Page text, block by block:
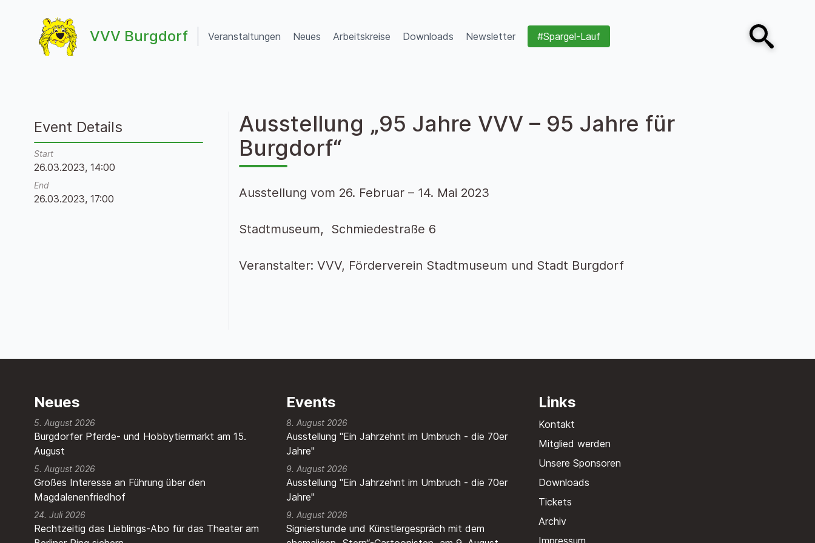
VVV Burgdorf
VVV Burgdorf
Veranstaltungen Neues Arbeitskreise Downloads Newsletter #Spargel-Lauf
Open search
Ausstellung „95 Jahre VVV – 95 Jahre für
Burgdorf“
Ausstellung vom 26. Februar – 14. Mai 2023
Stadtmuseum, Schmiedestraße 6
Veranstalter: VVV, Förderverein Stadtmuseum und Stadt Burgdorf
Event Details
Start
26.03.2023, 14:00
End
26.03.2023, 17:00
Neues
Burgdorfer Pferde- und Hobbytiermarkt am 15.
August
5. August 2026
Großes Interesse an Führung über den
Magdalenenfriedhof
5. August 2026
Rechtzeitig das Lieblings-Abo für das Theater am
24. Juli 2026
Events
8. August 2026
Ausstellung "Ein Jahrzehnt im Umbruch - die 70er
Jahre"
9. August 2026
Ausstellung "Ein Jahrzehnt im Umbruch - die 70er
Jahre"
9. August 2026
Signierstunde und Künstlergespräch mit dem
Links
Kontakt
Mitglied werden
Unsere Sponsoren
Downloads
Tickets
Archiv
Impressum